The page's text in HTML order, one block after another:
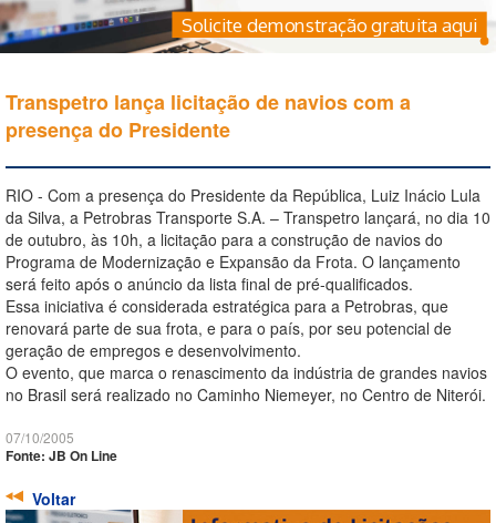
Solicite demonstração gratuita aqui
Transpetro lança licitação de navios com a
presença do Presidente
RIO - Com a presença do Presidente da República, Luiz Inácio Lula
da Silva, a Petrobras Transporte S.A. – Transpetro lançará, no dia 10
de outubro, às 10h, a licitação para a construção de navios do
Programa de Modernização e Expansão da Frota. O lançamento
será feito após o anúncio da lista final de pré-qualificados.
Essa iniciativa é considerada estratégica para a Petrobras, que
renovará parte de sua frota, e para o país, por seu potencial de
geração de empregos e desenvolvimento.
O evento, que marca o renascimento da indústria de grandes navios
no Brasil será realizado no Caminho Niemeyer, no Centro de Niterói.
07/10/2005
Fonte: JB On Line
Voltar